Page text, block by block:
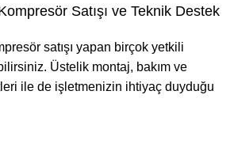
Satışı ve Teknik Destek
satışı yapan birçok yetkili
Üstelik montaj, bakım ve
ile de işletmenizin ihtiyaç duyduğu